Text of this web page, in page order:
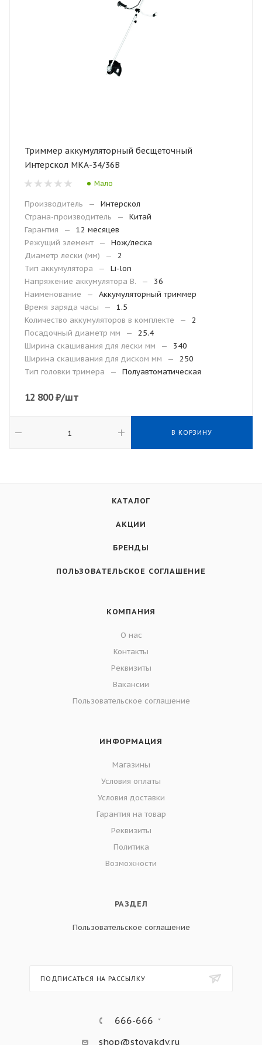
Триммер аккумуляторный бесщеточный
Интерскол МКА-34/36В
Мало
Производитель —
Интерскол
Страна-производитель
—
Китай
Гарантия
—
12 месяцев
Режущий элемент
—
Нож/леска
Диаметр лески (мм)
—
2
Тип аккумулятора
—
Li-lon
Напряжение аккумулятора В.
—
36
Наименование
—
Аккумуляторный триммер
Время заряда часы
—
1.5
Количество аккумуляторов в комплекте
—
2
Посадочный диаметр мм
—
25.4
Ширина скашивания для лески мм
—
340
Ширина скашивания для диском мм
—
250
Тип головки тримера
— Полуавтоматическая
12 800₽/шт
В КОРЗИНУ
КАТАЛОГ
АКЦИИ
БРЕНДЫ
ПОЛЬЗОВАТЕЛЬСКОЕ СОГЛАШЕНИЕ
КОМПАНИЯ
О нас
Контакты
Реквизиты
Вакансии
Пользовательское соглашение
ИНФОРМАЦИЯ
Магазины
Условия оплаты
Условия доставки
Гарантия на товар
Реквизиты
Политика
Возможности
РАЗДЕЛ
Пользовательское соглашение
ПОДПИСАТЬСЯ НА РАССЫЛКУ
666-666
shop@stoyakdv.ru